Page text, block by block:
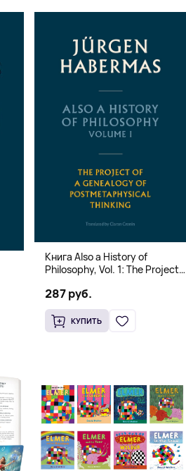
Книга Also a History of
Philosophy, Vol. 1: The Project
Postmetaphysical Thinking
(Твердый переплет)
287 руб.
КУПИТЬ